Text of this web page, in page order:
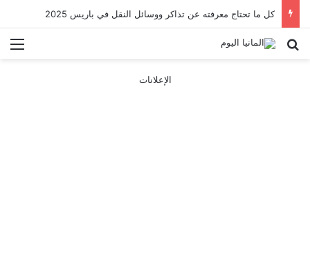
كل ما تحتاج معرفته عن تذاكر ووسائل النقل في باريس 2025
بحث عن
الإعلانات